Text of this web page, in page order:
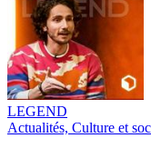
LEGEND
Actualités, Culture et